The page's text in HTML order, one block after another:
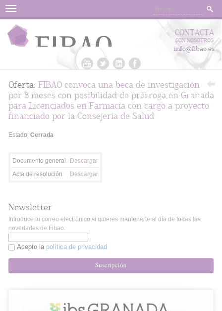
Menu
CONTACTA
CON NOSOTROS
info@fibao.es
Oferta: FIBAO convoca una beca de investigación
por 8 meses con posibilidad de prórroga en Granada
para Licenciados en Farmacia con cargo a proyecto
financiado por la Consejería de Salud
Estado: Cerrada
Documento general
Descargar
Acta de resolución
Descargar
Newsletter
Introduce tu correo electrónico si quieres mantenerte al día de todas las
novedades de Fibao.
Acepto la política de privacidad
Suscripción